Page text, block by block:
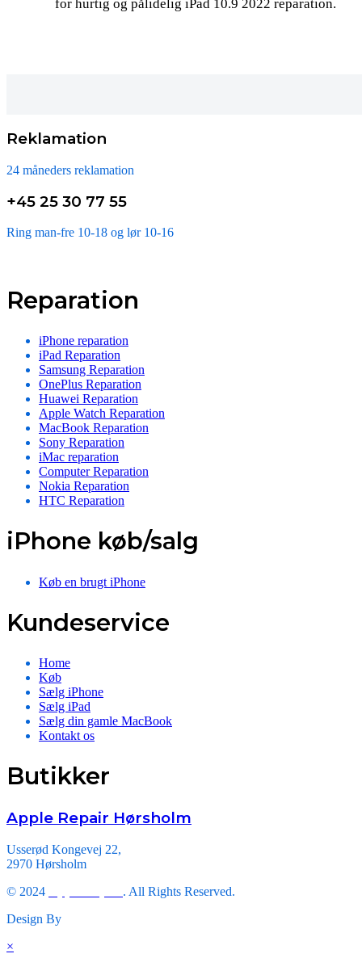
for hurtig og pålidelig iPad 10.9 2022 reparation.
Reklamation
24 måneders reklamation
+45 25 30 77 55
Ring man-fre 10-18 og lør 10-16
Reparation
iPhone reparation
iPad Reparation
Samsung Reparation
OnePlus Reparation
Huawei Reparation
Apple Watch Reparation
MacBook Reparation
Sony Reparation
iMac reparation
Computer Reparation
Nokia Reparation
HTC Reparation
iPhone køb/salg
Køb en brugt iPhone
Kundeservice
Home
Køb
Sælg iPhone
Sælg iPad
Sælg din gamle MacBook
Kontakt os
Butikker
Apple Repair Hørsholm
Usserød Kongevej 22,
2970 Hørsholm
© 2024
. All Rights Reserved.
Design By
×